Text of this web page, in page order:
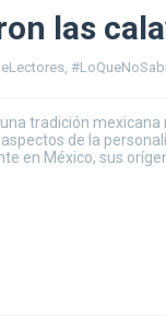
las
,
tradición
de la
en México, sus